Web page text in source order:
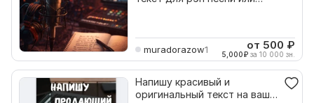
muradorazow1 от 500 ₽
5,000₽ за 10 000 зн.
Напишу красивый и
оригинальный текст на вашу